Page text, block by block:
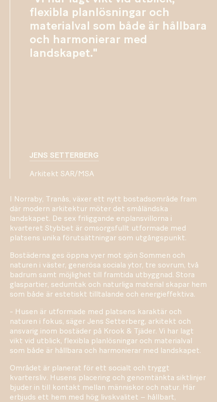
flexibla planlösningar och
materialval som både är hållbara
och harmonierar med
landskapet."
JENS SETTERBERG
Arkitekt SAR/MSA
I Norraby, Tranås, växer ett nytt bostadsområde fram
där modern arkitektur möter det småländska
landskapet. De sex friliggande enplansvillorna i
kvarteret Stybbet är omsorgsfullt utformade med
platsens unika förutsättningar som utgångspunkt.
Bostäderna ges öppna vyer mot sjön Sommen och
naturen i väster, generösa sociala ytor, tre sovrum, två
badrum samt möjlighet till framtida utbyggnad. Stora
glaspartier, sedumtak och naturliga material skapar hem
som både är estetiskt tilltalande och energieffektiva.
- Husen är utformade med platsens karaktär och
naturen i fokus, säger Jens Setterberg, arkitekt och
ansvarig inom bostäder på Krook & Tjäder. Vi har lagt
vikt vid utblick, flexibla planlösningar och materialval
som både är hållbara och harmonierar med landskapet.
Området är planerat för ett socialt och tryggt
kvartersliv. Husens placering och genomtänkta siktlinjer
bjuder in till kontakt mellan människor och natur. Här
erbjuds ett hem med hög livskvalitet – hållbart,